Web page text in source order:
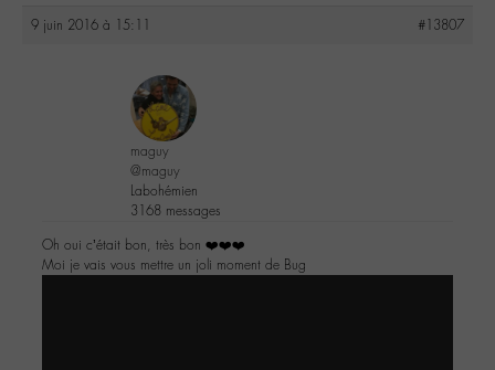
9 juin 2016 à 15:11 #13807
maguy
@maguy
Labohémien
3168 messages
Oh oui c’était bon, très bon ❤️❤️❤️
Moi je vais vous mettre un joli moment de Bug